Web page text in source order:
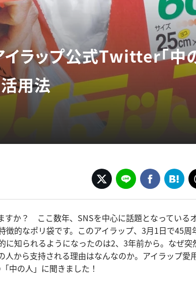
イラップ公式Twitter「中
用法
すか？ ここ数年、SNSを中心に話題となっている
徴的なポリ袋です。このアイラップ、3月1日で45周
に知られるようになったのは2、3年前から。なぜ突
から支持される理由はなんなのか。アイラップ愛
中の人」に聞きました！